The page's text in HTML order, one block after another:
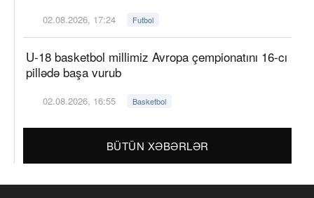
02.08.2026, 17:24 Futbol
U-18 basketbol millimiz Avropa çempionatını 16-cı
pillədə başa vurub
02.08.2026, 16:55 Basketbol
BÜTÜN XƏBƏRLƏR